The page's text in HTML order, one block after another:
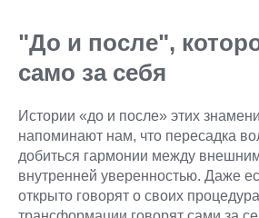
"До и после",
само за себя
Истории «до и после» этих
напоминают нам, что пересадка
добиться гармонии между
внутренней уверенностью. Даже
открыто говорят о своих